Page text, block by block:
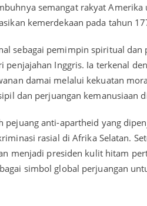
semangat rakyat
kemerdekaan pada tahun
sebagai pemimpin spiritual
penjajahan Inggris. Ia terkenal
damai melalui kekuatan
dan perjuangan kemanusiaan
pejuang anti-apartheid yang
rasial di Afrika Selatan.
menjadi presiden kulit hitam
simbol global perjuangan